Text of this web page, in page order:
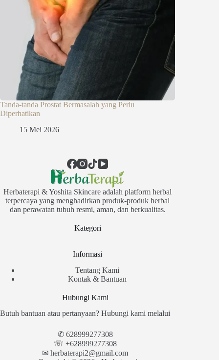
Tanda-tanda Prostat Bermasalah yang Perlu
Diperhatikan
15 Mei 2026
Herbaterapi & Yoshita Skincare adalah platform herbal
terpercaya yang menghadirkan produk-produk herbal
dan perawatan tubuh resmi, aman, dan berkualitas.
Kategori
Informasi
Tentang Kami
Kontak & Bantuan
Hubungi Kami
Butuh bantuan atau pertanyaan? Hubungi kami melalui
✆ 628999277308
☏ +628999277308
✉︎ herbaterapi2@gmail.com